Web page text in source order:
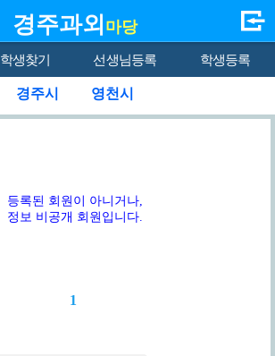
경주과외 마당
학생찾기 선생님등록 학생등록
경주시 영천시
등록된 회원이 아니거나,
정보 비공개 회원입니다.
1